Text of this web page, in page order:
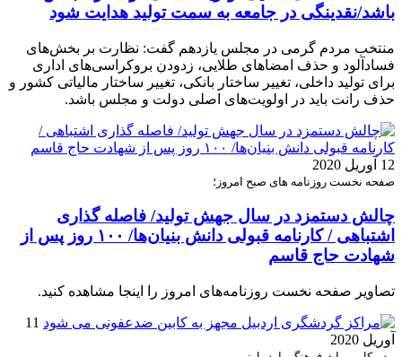
باشد/نقدینگی در جامعه به سمت تولید هدایت شود
منتخب مردم گرمی در مجلس یازدهم گفت: نظارت بر بخش‌های
فسادآلود و حذف امضاهای طلایی، زدودن بروکراسی‌های اداری
برای تولید داخلی، تغییر ساختار بانکی، تغییر ساختار مالیاتی کشور و
حذف رانت باید در اولویت‌های اصلی دولت و مجلس باشد.
12 آوریل 2020
صفحه نخست روزنامه های صبح امروز؛
چالش دستمزد در سال جهش تولید/ فاصله گذاری
اشتباهی / کارنامه قبولی دانش بنیان‌ها/ ۱۰۰ روز پس از
شهادت حاج قاسم
تصاویر صفحه نخست روزنامه‌های امروز را اینجا مشاهده کنید.
11
آوریل 2020